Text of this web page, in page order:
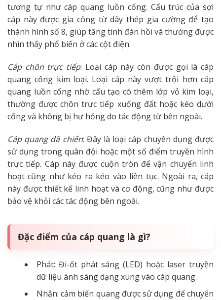
tương tự như cáp quang luồn cống. Cấu trúc của sợi
cáp này được gia công từ dây thép gia cường để tạo
thành hình số 8, giúp tăng tính đàn hồi và thường được
nhìn thấy phổ biến ở các cột điện.
Cáp chôn trực tiếp: Loại cáp này còn được gọi là cáp
quang cống kim loại. Loại cáp này vượt trội hơn cáp
quang luồn cống nhờ cấu tạo có thêm lớp vỏ kim loại,
thường được chôn trực tiếp xuống đất hoặc kéo dưới
cống và không bị hư hỏng do tác động từ bên ngoài.
Cáp quang dã chiến: Đây là loại cáp chuyên dụng được
sử dụng trong quân đội hoặc một số điểm truyền hình
trực tiếp. Cáp này được cuộn tròn để vận chuyển linh
hoạt cũng như kéo ra kéo vào liên tục. Ngoài ra, cáp
này được thiết kế linh hoạt và cơ động, cũng như được
bảo vệ khỏi các tác động bên ngoài.
Đặc điểm của cáp quang là gì?
Phát: Đi-ốt phát sáng (LED) hoặc laser truyền
dữ liệu ánh sáng dạng xung vào cáp quang.
Nhận: cảm biến quang được sử dụng để chuyển